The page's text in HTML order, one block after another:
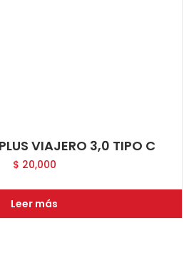
VIAJERO 3,0 TIPO C
$ 20,000
Leer más